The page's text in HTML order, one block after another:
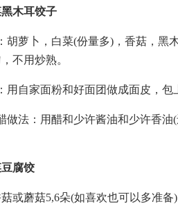
木耳饺子
胡萝卜，白菜(份量多)，香菇，黑
不用炒熟。
用自家面粉和好面团做成面皮，包
做法：用醋和少许酱油和少许香
腐饺
或蘑菇5,6朵(如喜欢也可以多准